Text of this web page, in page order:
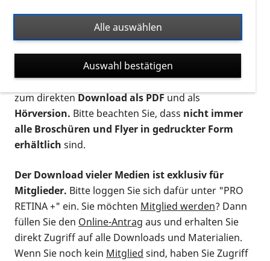
Ort. Nutzen Sie den Formatfilter, um ausschließlich
nach Flyern und Broschüren, Audios oder Videos zu
suchen. Die meisten Flyer und Broschüren werden in
verschiedenen Formaten angeboten: zur
postalischen Bestellung als gedruckte Variante
zum direktenDownload als PDFund als
Hörversion. Bitte beachten Sie, dass nicht immer
alle Broschüren und Flyer in gedruckter Form
erhältlich sind.
Der Download vieler Medien ist exklusiv für
Mitglieder. Bitte loggen Sie sich dafür unter "PRO
RETINA +" ein. Sie möchten Mitglied werden? Dann
füllen Sie den Online-Antrag aus und erhalten Sie
direkt Zugriff auf alle Downloads und Materialien.
Wenn Sie noch kein Mitglied sind, haben Sie Zugriff
Alle auswählen
Auswahl bestätigen